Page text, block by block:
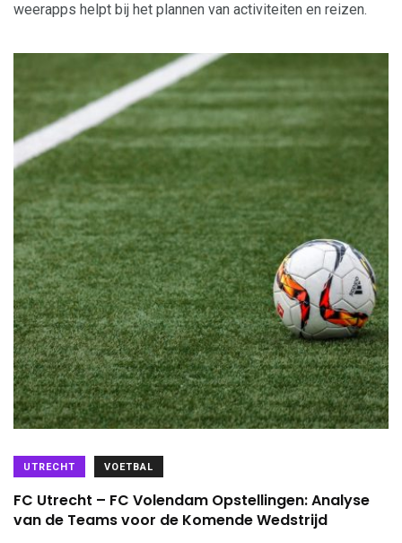
weerapps helpt bij het plannen van activiteiten en reizen.
UTRECHT VOETBAL
FC Utrecht – FC Volendam Opstellingen: Analyse
van de Teams voor de Komende Wedstrijd